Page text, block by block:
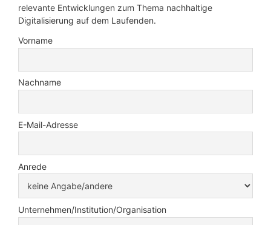
relevante Entwicklungen zum Thema nachhaltige
Digitalisierung auf dem Laufenden.
Vorname
Nachname
E-Mail-Adresse
Anrede
Unternehmen/Institution/Organisation